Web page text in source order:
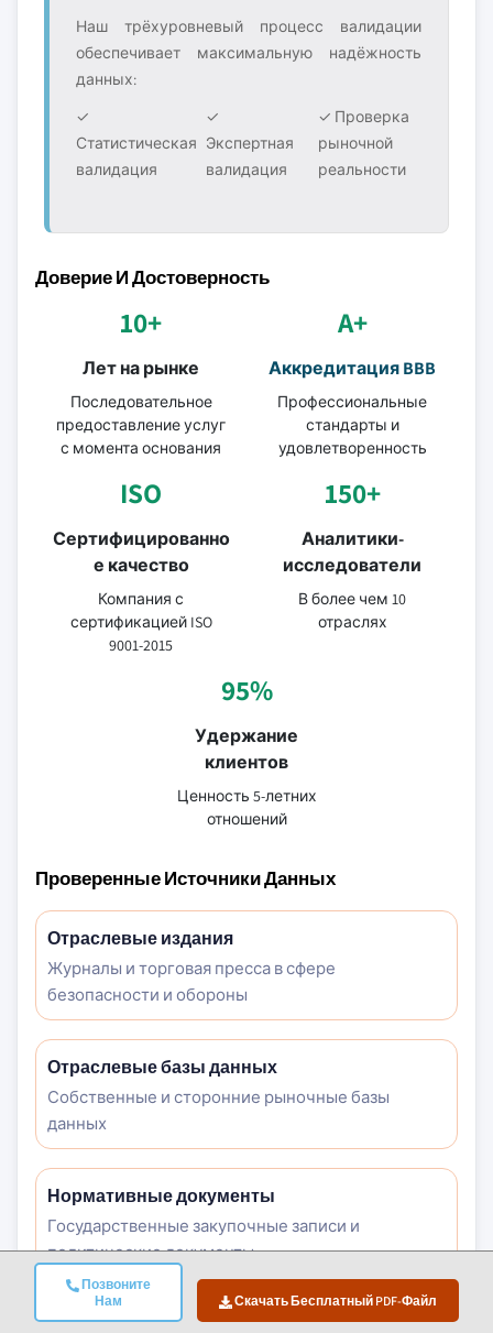
Позвоните
Нам
Скачать Бесплатный PDF-Файл
Наш трёхуровневый процесс валидации
обеспечивает максимальную надёжность
данных:
✓
Статистическая
валидация
✓
Экспертная
валидация
✓ Проверка
рыночной
реальности
Доверие И Достоверность
10+
Лет на рынке
Последовательное
предоставление услуг
с момента основания
A+
Аккредитация BBB
Профессиональные
стандарты и
удовлетворенность
ISO
Сертифицированно
е качество
Компания с
сертификацией ISO
9001-2015
150+
Аналитики-
исследователи
В более чем 10
отраслях
95%
Удержание
клиентов
Ценность 5-летних
отношений
Проверенные Источники Данных
Отраслевые издания
Журналы и торговая пресса в сфере
безопасности и обороны
Отраслевые базы данных
Собственные и сторонние рыночные базы
данных
Нормативные документы
Государственные закупочные записи и
политические документы
Академические исследования